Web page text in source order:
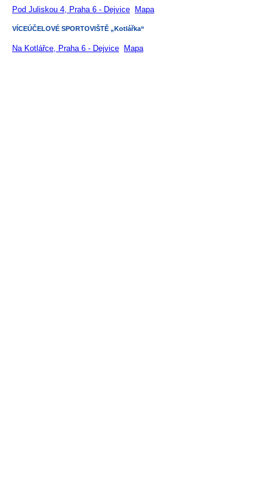
Pod Juliskou 4, Praha 6 - Dejvice Mapa
VÍCEÚČELOVÉ SPORTOVIŠTĚ „Kotlářka“
Na Kotlářce, Praha 6 - Dejvice Mapa